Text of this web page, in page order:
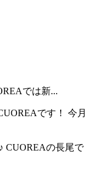
では新...
です！ 今月
CUOREAの長尾で